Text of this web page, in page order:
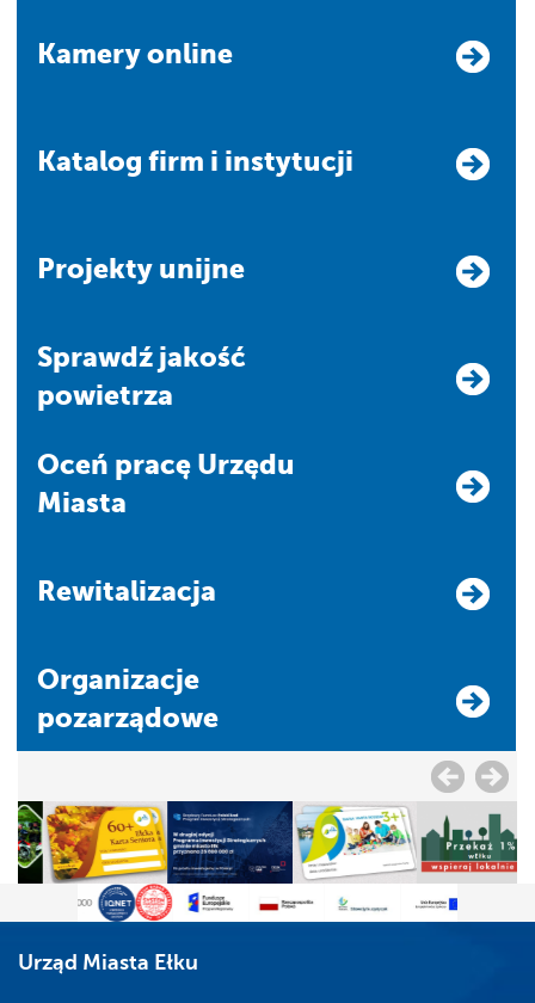
Kamery online
Katalog firm i instytucji
Projekty unijne
Sprawdź jakość
powietrza
Oceń pracę Urzędu
Miasta
Rewitalizacja
Organizacje
pozarządowe
Urząd Miasta Ełku